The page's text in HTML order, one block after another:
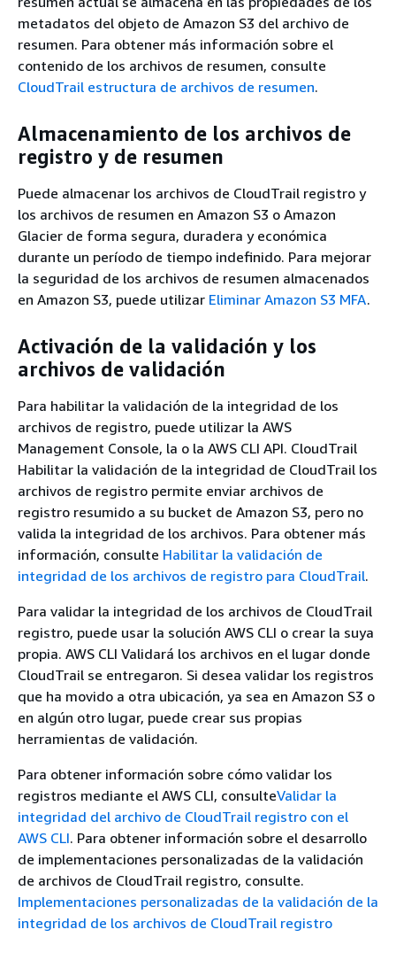
metadatos del objeto de Amazon S3 del archivo de
resumen. Para obtener más información sobre el
contenido de los archivos de resumen, consulte
CloudTrail estructura de archivos de resumen.
Almacenamiento de los archivos de
registro y de resumen
Puede almacenar los archivos de CloudTrail registro y
los archivos de resumen en Amazon S3 o Amazon
Glacier de forma segura, duradera y económica
durante un período de tiempo indefinido. Para mejorar
la seguridad de los archivos de resumen almacenados
en Amazon S3, puede utilizar Eliminar Amazon S3 MFA.
Activación de la validación y los
archivos de validación
Para habilitar la validación de la integridad de los
archivos de registro, puede utilizar la AWS
Management Console, la o la AWS CLI API. CloudTrail
Habilitar la validación de la integridad de CloudTrail los
archivos de registro permite enviar archivos de
registro resumido a su bucket de Amazon S3, pero no
valida la integridad de los archivos. Para obtener más
información, consulte Habilitar la validación de
integridad de los archivos de registro para CloudTrail.
Para validar la integridad de los archivos de CloudTrail
registro, puede usar la solución AWS CLI o crear la suya
propia. AWS CLI Validará los archivos en el lugar donde
CloudTrail se entregaron. Si desea validar los registros
que ha movido a otra ubicación, ya sea en Amazon S3 o
en algún otro lugar, puede crear sus propias
herramientas de validación.
Para obtener información sobre cómo validar los
registros mediante el AWS CLI, consulteValidar la
integridad del archivo de CloudTrail registro con el
AWS CLI. Para obtener información sobre el desarrollo
de implementaciones personalizadas de la validación
de archivos de CloudTrail registro, consulte.
Implementaciones personalizadas de la validación de la
integridad de los archivos de CloudTrail registro